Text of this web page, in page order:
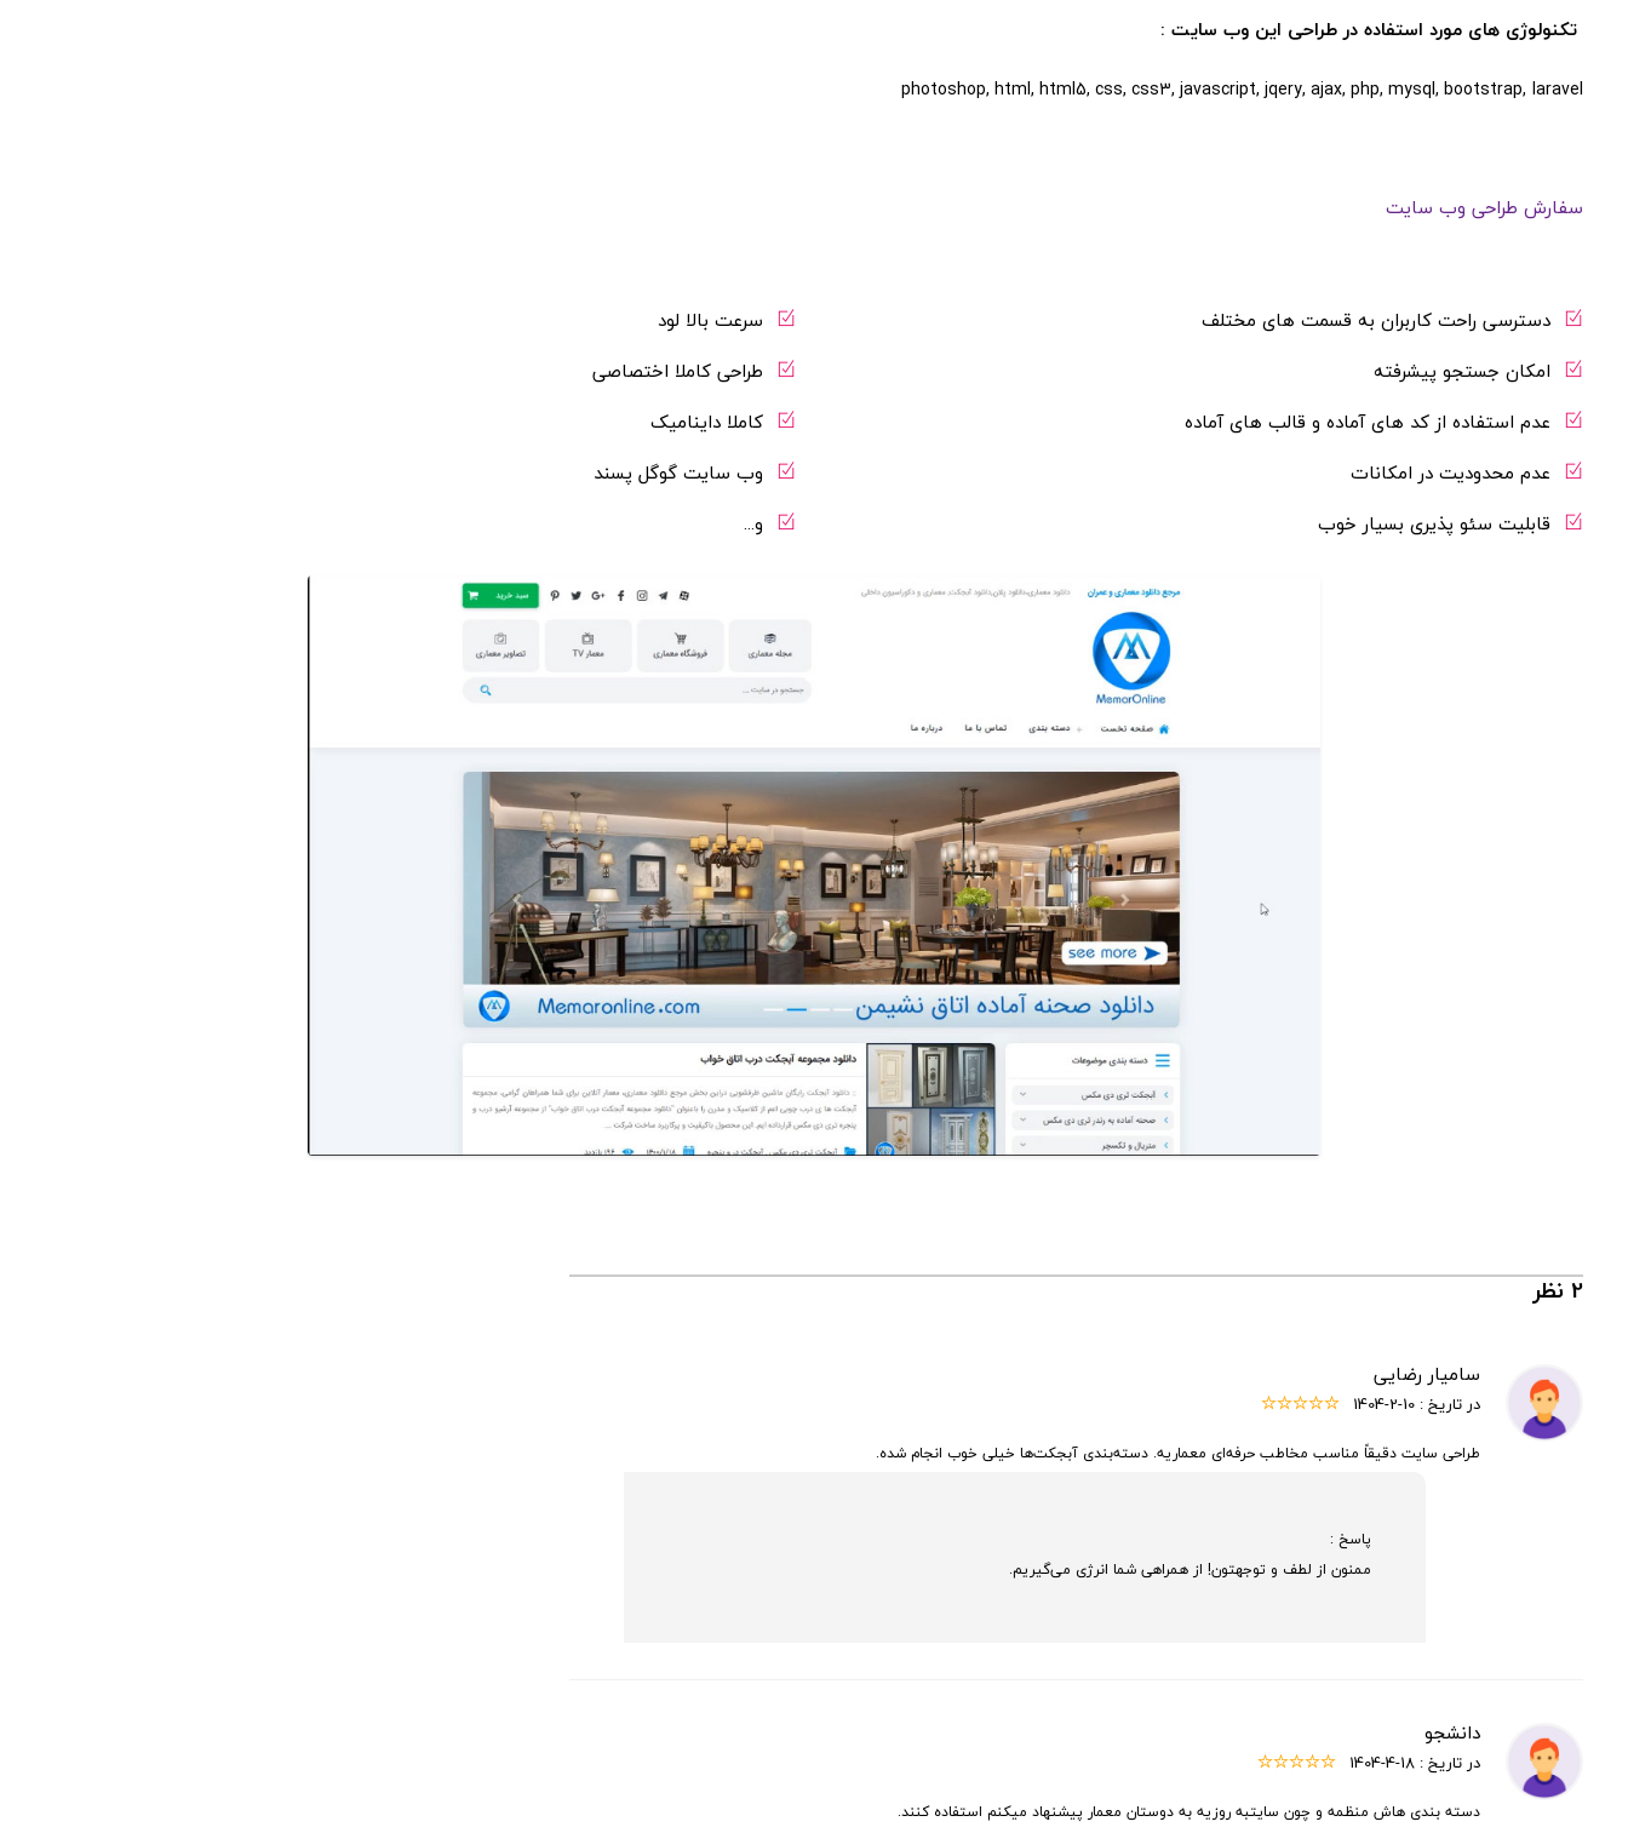
تکنولوژی های مورد استفاده در طراحی این وب سایت :
photoshop, html, html5, css, css3, javascript, jqery, ajax, php, mysql, bootstrap, laravel
سفارش طراحی وب سایت
دسترسی راحت کاربران به قسمت های مختلف
سرعت بالا لود
امکان جستجو پیشرفته
طراحی کاملا اختصاصی
عدم استفاده از کد های آماده و قالب های آماده
کاملا داینامیک
عدم محدودیت در امکانات
وب سایت گوگل پسند
قابلیت سئو پذیری بسیار خوب
و...
2 نظر
سامیار رضایی
در تاریخ : 1404-2-10
طراحی سایت دقیقاً مناسب مخاطب حرفه‌ای معماریه. دسته‌بندی آبجکت‌ها خیلی خوب انجام شده.
پاسخ :
ممنون از لطف و توجهتون! از همراهی شما انرژی می‌گیریم.
دانشجو
در تاریخ : 1404-4-18
دسته بندی هاش منظمه و چون سایتبه روزیه به دوستان معمار پیشنهاد میکنم استفاده کنند.